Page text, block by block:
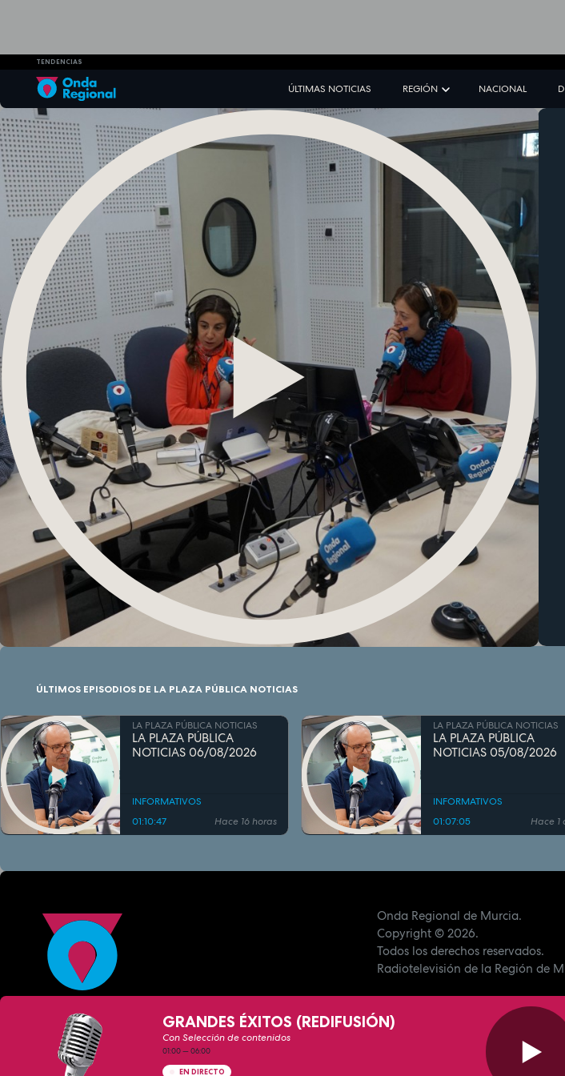
TENDENCIAS
ÚLTIMAS NOTICIAS REGIÓN NACIONAL
ÚLTIMOS EPISODIOS DE LA PLAZA PÚBLICA NOTICIAS
LA PLAZA PÚBLICA NOTICIAS
LA PLAZA PÚBLICA
NOTICIAS 06/08/2026
INFORMATIVOS
01:10:47
Hace 16 horas
LA PLAZA PÚBLICA NOTICIAS
LA PLAZA PÚBLICA
NOTICIAS 05/08/2026
INFORMATIVOS
01:07:05
Hace 1
Onda Regional de Murcia.
Copyright© 2026.
Todos los derechos reservados.
Radiotelevisión de la Región de
GRANDES ÉXITOS (REDIFUSIÓN)
Con Selección de contenidos
01:00—06:00
EN DIRECTO